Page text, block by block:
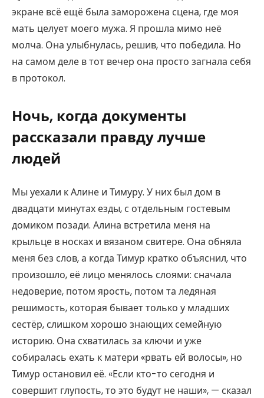
экране всё ещё была заморожена сцена, где моя
мать целует моего мужа. Я прошла мимо неё
молча. Она улыбнулась, решив, что победила. Но
на самом деле в тот вечер она просто загнала себя
в протокол.
Ночь, когда документы
рассказали правду лучше
людей
Мы уехали к Алине и Тимуру. У них был дом в
двадцати минутах езды, с отдельным гостевым
домиком позади. Алина встретила меня на
крыльце в носках и вязаном свитере. Она обняла
меня без слов, а когда Тимур кратко объяснил, что
произошло, её лицо менялось слоями: сначала
недоверие, потом ярость, потом та ледяная
решимость, которая бывает только у младших
сестёр, слишком хорошо знающих семейную
историю. Она схватилась за ключи и уже
собиралась ехать к матери «рвать ей волосы», но
Тимур остановил её. «Если кто-то сегодня и
совершит глупость, то это будут не наши», — сказал